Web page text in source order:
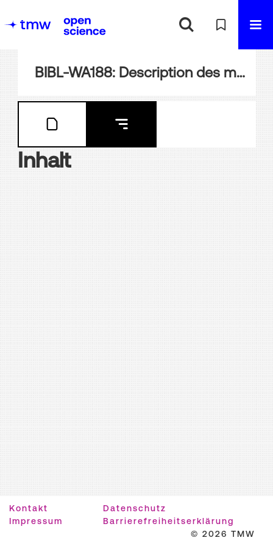
BIBL-WA188: Description des machines les plus remarquables et les plus nouvelles à l'Exposition de Vienne en 1873 : moteurs, machines outils, locomotives, appareils divers ; précédée d'une notice sur les progrès récents de la métallurgie : [Texte]
Inhalt
Kontakt
Datenschutz
Impressum
Barrierefreiheitserklärung
© 2026 TMW